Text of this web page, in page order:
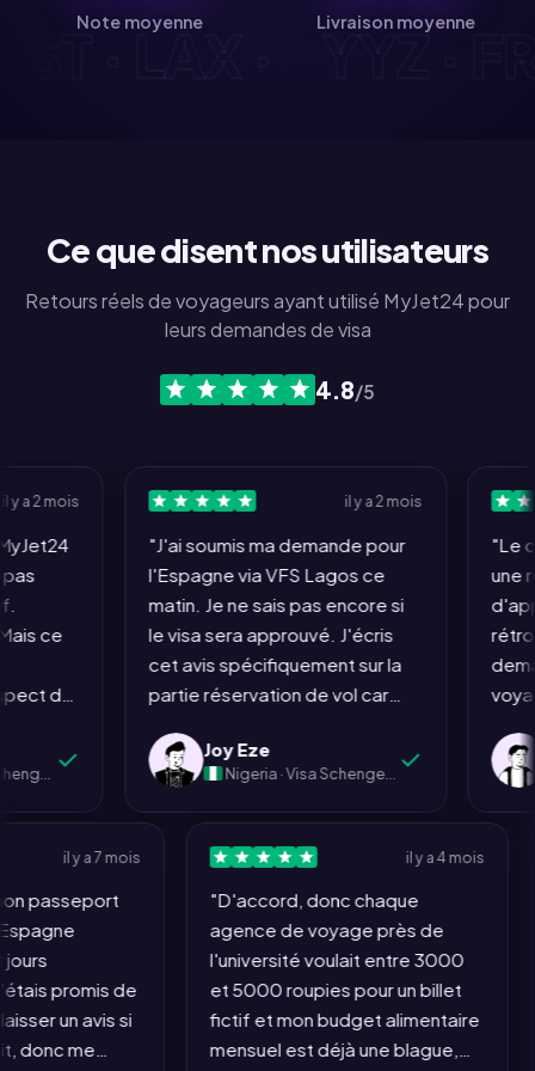
IST · LAX · YYZ
Note moyenne Livraison moyenne
Ce que disent nos utilisateurs
Retours réels de voyageurs ayant utilisé MyJet24 pour
leurs demandes de visa
4.8/5
mois
ce
du
il y a 2 mois
"J'ai soumis ma demande pour
l'Espagne via VFS Lagos ce
matin. Je ne sais pas encore si
le visa sera approuvé. J'écris
cet avis spécifiquement sur la
partie réservation de vol car
ce processus qui ne m'a pas
donné envie de me tirer les
cheveux. Tout le reste : les
relevés bancaires, la lettre de
motivation, la réservation
d'hôtel, l'assurance, la
recherche de créneaux de
rendez-vous... douloureux. La
réservation de vol sur MyJet24 a
pris quatre minutes et n'a causé
aucun stress. Si le reste du
Joy Eze
Nigeria · Visa Schengen (Espagne)
"Le
une
voyage
refusé.
au lieu
un
même
faire en
il y a 7 mois
mon passeport
l'Espagne
jours
m'étais promis de
laisser un avis si
donc me
il y a 4 mois
"D'accord, donc chaque
agence de voyage près de
l'université voulait entre 3000
et 5000 roupies pour un billet
fictif et mon budget alimentaire
mensuel est déjà une blague,